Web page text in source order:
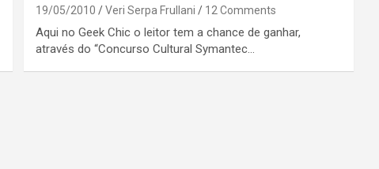
19/05/2010 Veri Serpa Frullani 12 Comments
Aqui no Geek Chic o leitor tem a chance de ganhar,
através do “Concurso Cultural Symantec…